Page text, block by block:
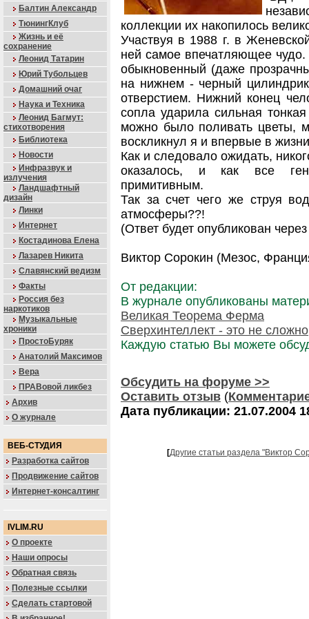
Балтин Александр
ТюнингКлуб
Жизнь и её
сохранение
Леонид Татарин
Юрий Тубольцев
Домашний очаг
Наука и Техника
Леонид Багмут:
стихотворения
Библиотека
Новости
Инфразвук и
излучения
Ландшафтный
дизайн
Линки
Интернет
Костадинова Елена
Лазарев Никита
Славянский ведизм
Факты
Россия без
наркотиков
Музыкальные
хроники
ПростоБуряк
Анатолий Максимов
Вера
ПРАВовой ликбез
Архив
О журнале
ВЕБ-СТУДИЯ
Разработка сайтов
Продвижение сайтов
Интернет-консалтинг
IVLIM.RU
О проекте
Наши опросы
Обратная связь
Полезные ссылки
Сделать стартовой
коллекции их накопилось
Участвуя в 1988 г. в
ней самое впечатляющее
обыкновенный (даже
на нижнем - черный
отверстием. Нижний конец
сопла ударила сильная
можно было поливать цветы,
воскликнул я и впервые в
Как и следовало ожидать,
оказалось, и как все
примитивным.
Так за счет чего же струя
атмосферы??!
(Ответ будет опубликован
Виктор Сорокин (Мезос,
От редакции:
В журнале опубликованы
Великая Теорема Ферма
Сверхинтеллект - это не сложно
Каждую статью Вы можете
Обсудить на форуме >>
Оставить отзыв (
Дата публикации: 21.07.2004
[Другие статьи раздела "Виктор